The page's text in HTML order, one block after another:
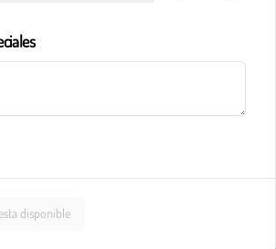
Pasta calderete pollo al pesto
disponible